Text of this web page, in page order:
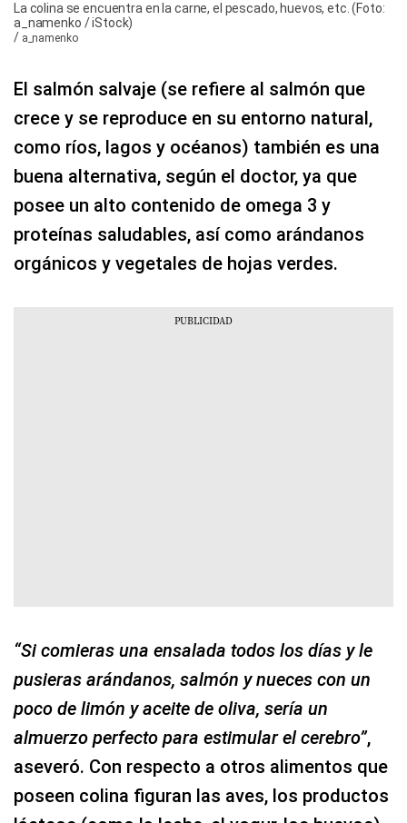
La colina se encuentra en la carne, el pescado, huevos, etc. (Foto:
a_namenko / iStock)
/ a_namenko
El salmón salvaje (se refiere al salmón que
crece y se reproduce en su entorno natural,
como ríos, lagos y océanos) también es una
buena alternativa, según el doctor, ya que
posee un alto contenido de omega 3 y
proteínas saludables, así como arándanos
orgánicos y vegetales de hojas verdes.
“Si comieras una ensalada todos los días y le
pusieras arándanos, salmón y nueces con un
poco de limón y aceite de oliva, sería un
almuerzo perfecto para estimular el cerebro”,
aseveró. Con respecto a otros alimentos que
poseen colina figuran las aves, los productos